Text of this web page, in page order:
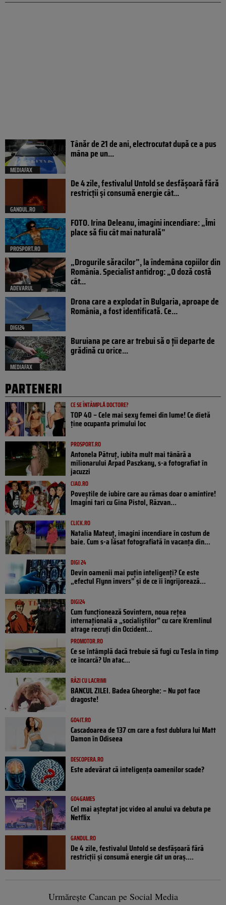
MEDIAFAX
Tânăr de 21 de ani, electrocutat după ce a pus
mâna pe un...
GANDUL.RO
De 4 zile, festivalul Untold se desfășoară fără
restricții și consumă energie cât...
PROSPORT.RO
FOTO. Irina Deleanu, imagini incendiare: „Îmi
place să fiu cât mai naturală”
ADEVARUL
„Drogurile săracilor”, la îndemâna copiilor din
România. Specialist antidrog: „O doză costă
cât...
DIGI24
Drona care a explodat în Bulgaria, aproape de
România, a fost identificată. Ce...
MEDIAFAX
Buruiana pe care ar trebui să o ții departe de
grădină cu orice...
PARTENERI
CE SE ÎNTÂMPLĂ DOCTORE?
TOP 40 – Cele mai sexy femei din lume! Ce dietă
ține ocupanta primului loc
PROSPORT.RO
Antonela Pătruț, iubita mult mai tânără a
milionarului Arpad Paszkany, s-a fotografiat în
jacuzzi
CIAO.RO
Poveştile de iubire care au rămas doar o amintire!
Imagini tari cu Gina Pistol, Răzvan...
CLICK.RO
Natalia Mateuț, imagini incendiare în costum de
baie. Cum s-a lăsat fotografiată în vacanța din...
DIGI 24
Devin oamenii mai puțin inteligenți? Ce este
„efectul Flynn invers” și de ce îi îngrijorează...
DIGI24
Cum funcționează Sovintern, noua rețea
internațională a „socialiștilor” cu care Kremlinul
atrage recruți din Occident...
PROMOTOR.RO
Ce se întâmplă dacă trebuie să fugi cu Tesla în timp
ce încarcă? Un atac...
RÂZI CU LACRIMI
BANCUL ZILEI. Badea Gheorghe: – Nu pot face
dragoste!
GO4IT.RO
Cascadoarea de 137 cm care a fost dublura lui Matt
Damon în Odiseea
DESCOPERA.RO
Este adevărat că inteligența oamenilor scade?
GO4GAMES
Cel mai așteptat joc video al anului va debuta pe
Netflix
GANDUL.RO
De 4 zile, festivalul Untold se desfășoară fără
restricții și consumă energie cât un oraș....
Urmărește Cancan pe Social Media